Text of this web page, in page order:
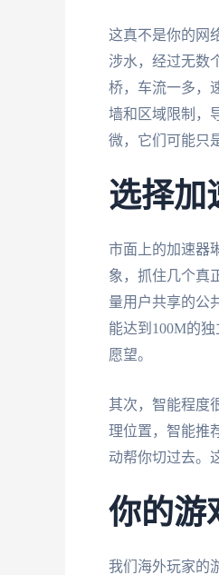
这真不是你的网
涉水，经过无数
桥，车流一多，
墙和区域限制，
微，它们可能只
选择加
市面上的加速器
象，抓住几个真
量用户共享的公
能达到100M的
愿望。
其次，智能程度
理位置，智能推
动帮你切过去。
你的游
我们海外玩家的